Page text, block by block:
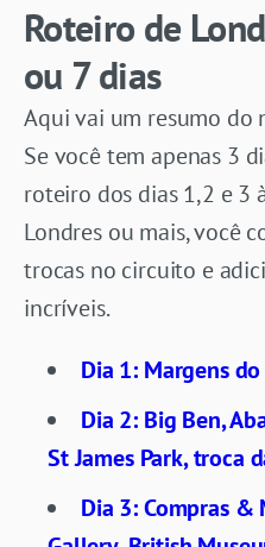
Roteiro de
ou 7 dias
Aqui vai um resumo do
Se você tem apenas 3
roteiro dos dias 1,2 e 3
Londres ou mais, você
trocas no circuito e
incríveis.
Dia 1: Margens
Dia 2: Big Ben,
St James Park, troca
Dia 3: Compras &